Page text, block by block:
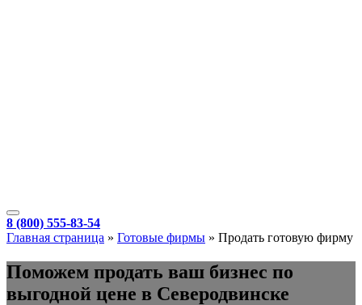
8 (800) 555-83-54
Главная страница » Готовые фирмы » Продать готовую фирму
Поможем продать ваш бизнес по
выгодной цене в Северодвинске